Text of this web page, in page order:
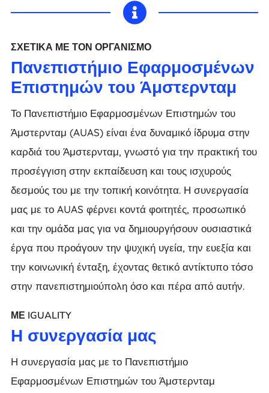

ΣΧΕΤΙΚΆ ΜΕ ΤΟΝ ΟΡΓΑΝΙΣΜΌ
Πανεπιστήμιο Εφαρμοσμένων
Επιστημών του Άμστερνταμ
Το Πανεπιστήμιο Εφαρμοσμένων Επιστημών του
Άμστερνταμ (AUAS) είναι ένα δυναμικό ίδρυμα στην
καρδιά του Άμστερνταμ, γνωστό για την πρακτική του
προσέγγιση στην εκπαίδευση και τους ισχυρούς
δεσμούς του με την τοπική κοινότητα. Η συνεργασία
μας με το AUAS φέρνει κοντά φοιτητές, προσωπικό
και την ομάδα μας για να δημιουργήσουν ουσιαστικά
έργα που προάγουν την ψυχική υγεία, την ευεξία και
την κοινωνική ένταξη, έχοντας θετικό αντίκτυπο τόσο
στην πανεπιστημιούπολη όσο και πέρα από αυτήν.
ΜΕ IGUALITY
Η συνεργασία μας
Η συνεργασία μας με το Πανεπιστήμιο
Εφαρμοσμένων Επιστημών του Άμστερνταμ